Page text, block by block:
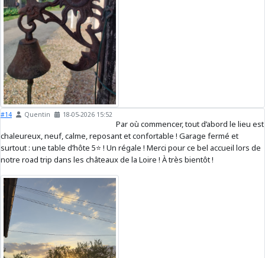
#14 Quentin 18-05-2026 15:52
Par où commencer, tout d’abord le lieu est
chaleureux, neuf, calme, reposant et confortable ! Garage fermé et
surtout : une table d’hôte 5⭐️ ! Un régale ! Merci pour ce bel accueil lors de
notre road trip dans les châteaux de la Loire ! À très bientôt !